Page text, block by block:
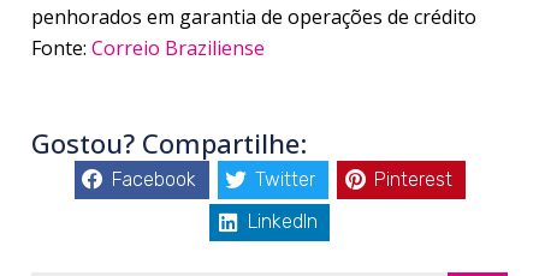
penhorados em garantia de operações de crédito
Fonte: Correio Braziliense
Gostou? Compartilhe:
Facebook Twitter
Pinterest
LinkedIn